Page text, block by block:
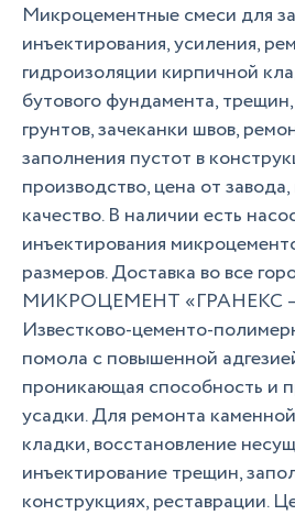
Микроцементные смеси для
инъектирования, усиления,
гидроизоляции кирпичной
бутового фундамента,
грунтов, зачеканки швов,
заполнения пустот в
производство, цена от
качество. В наличии есть
инъектирования
размеров. Доставка во все
МИКРОЦЕМЕНТ «ГРАНЕКС –
Известково-цементо-
помола с повышенной
проникающая способность и
усадки. Для ремонта
кладки, восстановление
инъектирование трещин,
конструкциях, реставрации.